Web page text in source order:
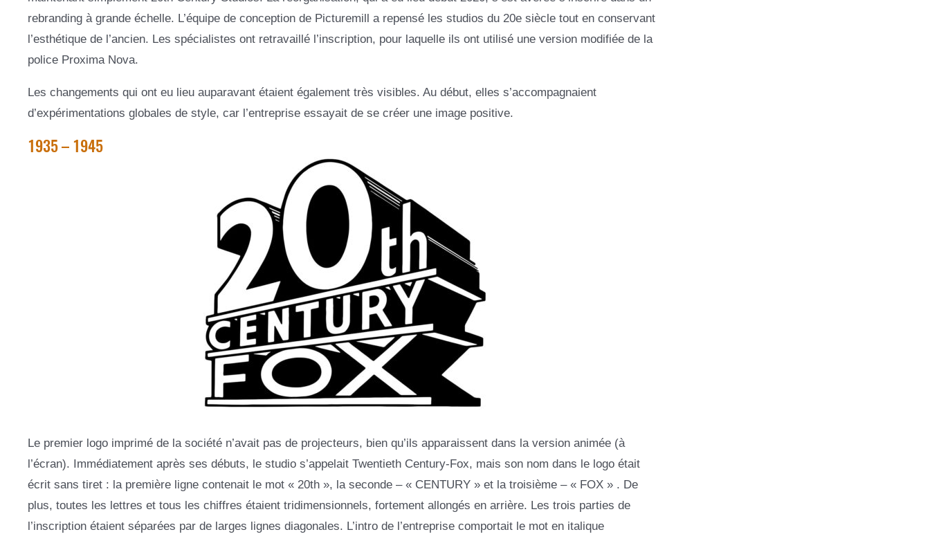
rebranding à grande échelle. L’équipe de conception de Picturemill a repensé les studios du 20e siècle tout en conservant
l’esthétique de l’ancien. Les spécialistes ont retravaillé l’inscription, pour laquelle ils ont utilisé une version modifiée de la
police Proxima Nova.
Les changements qui ont eu lieu auparavant étaient également très visibles. Au début, elles s’accompagnaient
d’expérimentations globales de style, car l’entreprise essayait de se créer une image positive.
1935 – 1945
Le premier logo imprimé de la société n’avait pas de projecteurs, bien qu’ils apparaissent dans la version animée (à
l’écran). Immédiatement après ses débuts, le studio s’appelait Twentieth Century-Fox, mais son nom dans le logo était
écrit sans tiret : la première ligne contenait le mot « 20th », la seconde – « CENTURY » et la troisième – « FOX » . De
plus, toutes les lettres et tous les chiffres étaient tridimensionnels, fortement allongés en arrière. Les trois parties de
l’inscription étaient séparées par de larges lignes diagonales. L’intro de l’entreprise comportait le mot en italique